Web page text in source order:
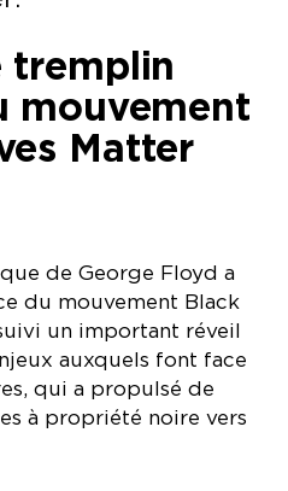
tremplin
mouvement
Matter
de George Floyd a
du mouvement Black
un important réveil
auxquels font face
qui a propulsé de
à propriété noire vers